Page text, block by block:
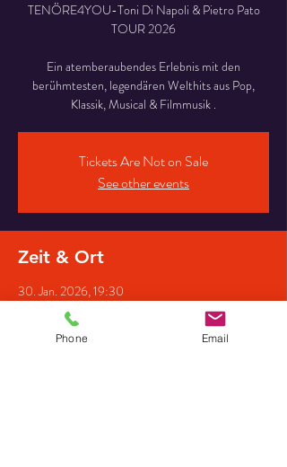
TENÖRE4YOU-Toni Di Napoli & Pietro Pato
TOUR 2026
Ein atemberaubendes Erlebnis mit den
berühmtesten, legendären Welthits aus Pop,
Klassik, Musical & Filmmusik .
Tickets Are Not on Sale
See other events
Zeit & Ort
30. Jan. 2026, 19:30
Grete-Minde-Saal, Grete-Minde-Straße 1,
39590 Tangermünde, Deutschland
Phone Email